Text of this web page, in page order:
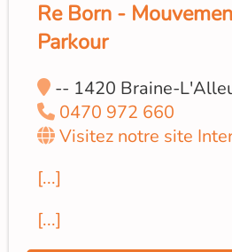
Re Born -
Parkour
-- 1420 Braine-
0470 972 660
Visitez notre site
[...]
[...]